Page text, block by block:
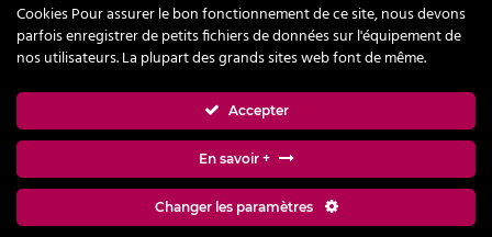
Réseaux sociaux
Modes de paiement acceptés
Cookies Pour assurer le bon fonctionnement de ce site, nous devons
parfois enregistrer de petits fichiers de données sur l'équipement de
nos utilisateurs. La plupart des grands sites web font de même.
Accepter
En savoir +
Changer les paramètres